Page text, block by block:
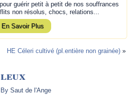
guérir petit à petit de nos souffrances
non résolus, chocs, relations...
En Savoir Plus
HE Céleri cultivé (pl.entière non grainée)»
By Saut de l'Ange